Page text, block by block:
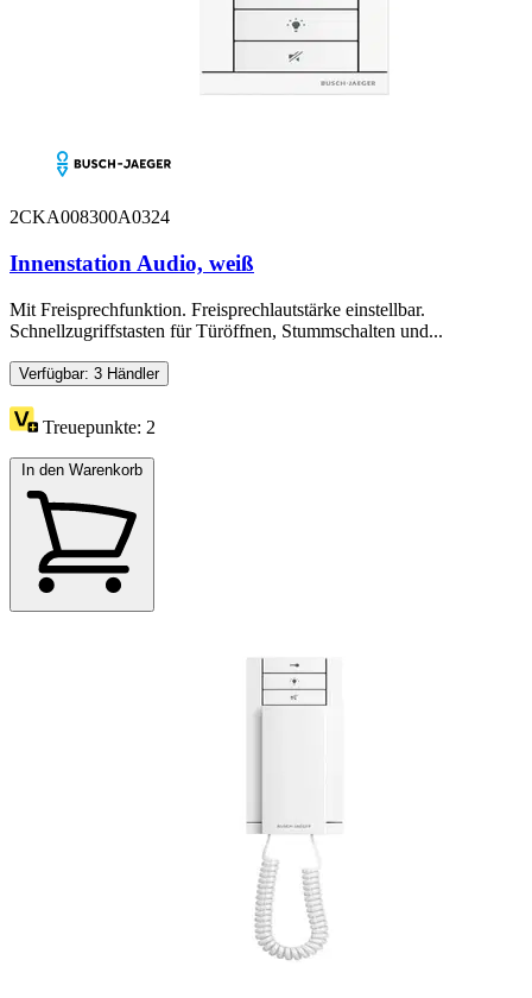
2CKA008300A0324
Innenstation Audio, weiß
Mit Freisprechfunktion. Freisprechlautstärke einstellbar.
Schnellzugriffstasten für Türöffnen, Stummschalten und...
Verfügbar: 3 Händler
Treuepunkte: 2
In den Warenkorb